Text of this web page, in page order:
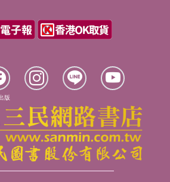
版